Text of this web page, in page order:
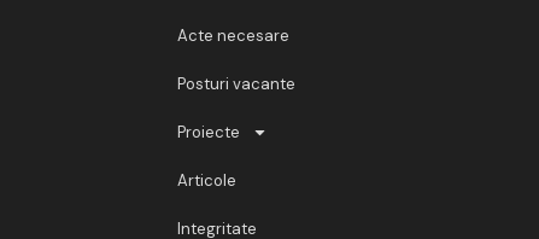
Acte necesare
Posturi vacante
Proiecte
Articole
Integritate